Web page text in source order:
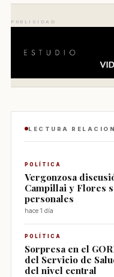
PUBLICIDAD
LECTURA
POLÍTICA
Vergonzosa
Campillai y Flores
personales
hace 1 día
POLÍTICA
Sorpresa en el
del Servicio de
del nivel central